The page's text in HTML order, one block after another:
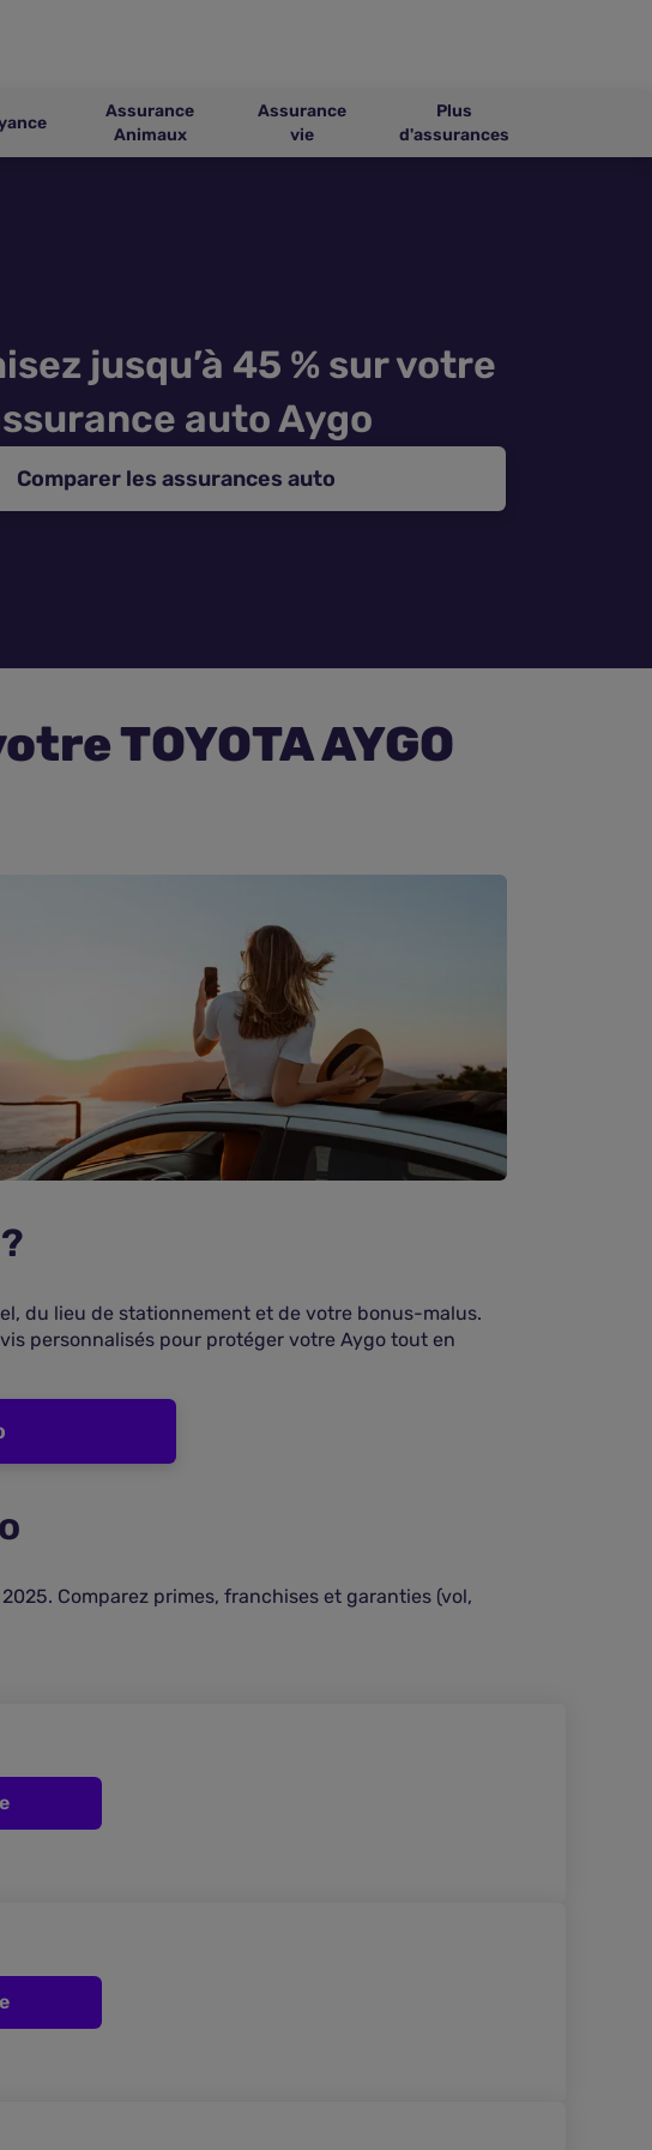
Assurance
Animaux
Assurance
vie
Plus
d'assurances
jusqu’à 45 % sur votre
auto Aygo
Comparer les assurances auto
TOYOTA AYGO
du lieu de stationnement et de votre bonus-malus.
personnalisés pour protéger votre Aygo tout en
Comparez primes, franchises et garanties (vol,